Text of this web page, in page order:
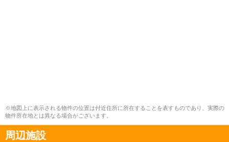
※地図上に表示される物件の位置は付近住所に所在することを表すものであり、実際の
物件所在地とは異なる場合がございます。
周辺施設